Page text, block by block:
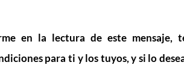
en la lectura de este mensaje,
para ti y los tuyos, y si lo